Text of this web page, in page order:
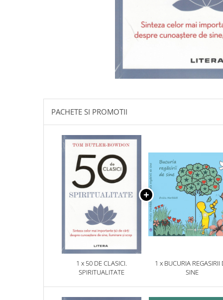
PACHETE SI PROMOTII
1 x 50 DE CLASICI.
SPIRITUALITATE
1 x BUCURIA REGASIRII
SINE